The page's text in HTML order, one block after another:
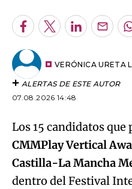
Facebook
TwitterLinkedInEnviar
VERÓNICA URETA
ALERTAS DE ESTE AUTOR
07.08.2026 14:48
Los 15 candidatos
CMMPlay Vertical
Castilla-La Mancha
dentro del Festival